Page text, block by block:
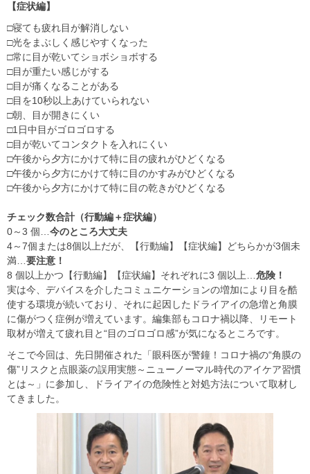
【症状編】
□寝ても疲れ目が解消しない
□光をまぶしく感じやすくなった
□常に目が乾いてショボショボする
□目が重たい感じがする
□目が痛くなることがある
□目を10秒以上あけていられない
□朝、目が開きにくい
□1日中目がゴロゴロする
□目が乾いてコンタクトを入れにくい
□午後から夕方にかけて特に目の疲れがひどくなる
□午後から夕方にかけて特に目のかすみがひどくなる
□午後から夕方にかけて特に目の乾きがひどくなる
チェック数合計（行動編＋症状編）
0～3 個… 今のところ大丈夫
4～7個または8個以上だが、【行動編】【症状編】どちらかが3個未
満… 要注意！
8 個以上かつ【行動編】【症状編】それぞれに3 個以上… 危険！
実は今、デバイスを介したコミュニケーションの増加により目を酷
使する環境が続いており、それに起因したドライアイの急増と角膜
に傷がつく症例が増えています。編集部もコロナ禍以降、リモート
取材が増えて疲れ目と“目のゴロゴロ感”が気になるところです。
そこで今回は、先日開催された「眼科医が警鐘！コロナ禍の“角膜の
傷”リスクと点眼薬の誤用実態～ニューノーマル時代のアイケア習慣
とは～」に参加し、ドライアイの危険性と対処方法について取材し
てきました。